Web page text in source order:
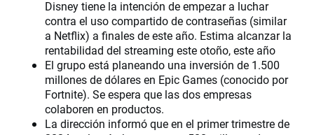
Disney tiene la intención de empezar a luchar
contra el uso compartido de contraseñas (similar
a Netflix) a finales de este año. Estima alcanzar la
rentabilidad del streaming este otoño, este año
El grupo está planeando una inversión de 1.500
millones de dólares en Epic Games (conocido por
Fortnite). Se espera que las dos empresas
colaboren en productos.
La dirección informó que en el primer trimestre de